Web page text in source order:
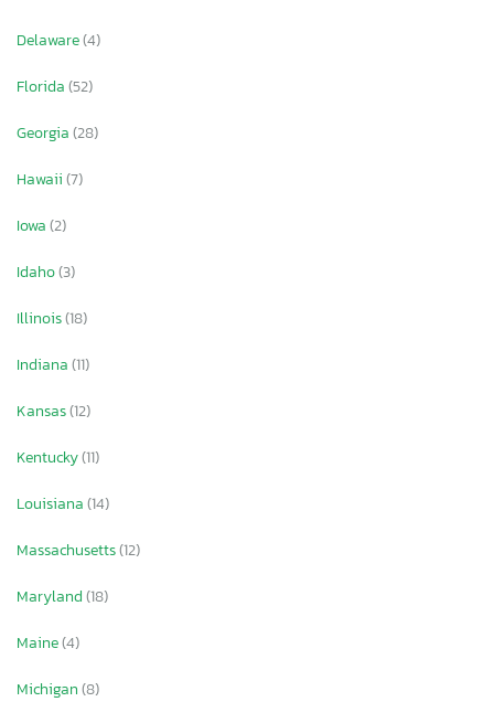
Delaware(4)
Florida(52)
Georgia(28)
Hawaii(7)
Iowa(2)
Idaho(3)
Illinois(18)
Indiana(11)
Kansas(12)
Kentucky(11)
Louisiana(14)
Massachusetts(12)
Maryland(18)
Maine(4)
Michigan(8)